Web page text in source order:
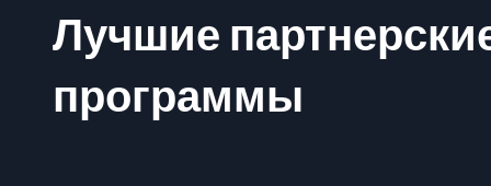
Лучшие
программы